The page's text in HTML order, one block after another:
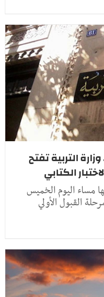
التربية تفتح
الكتابي
مساء اليوم الخميس
القبول الأولي